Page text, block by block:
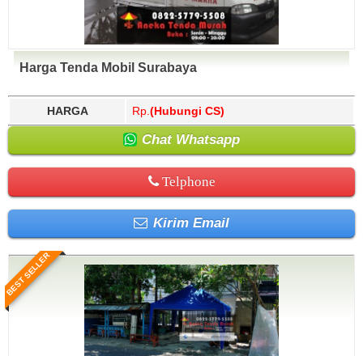
Harga Tenda Mobil Surabaya
HARGA Rp. (Hubungi CS)
Chat Whatsapp
Telphone
Kirim Email
BEST SELLER